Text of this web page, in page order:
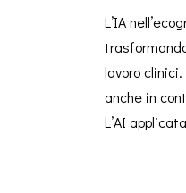
L’IA
lavoro
anche in
L’AI